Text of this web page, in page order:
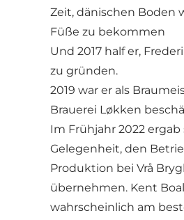
Zeit, dänischen Boden
Füße zu bekommen
Und 2017 half er,
zu gründen.
2019 war er als
Brauerei Løkken
Im Frühjahr 2022 ergab
Gelegenheit, den
Produktion bei Vrå
übernehmen. Kent
wahrscheinlich am